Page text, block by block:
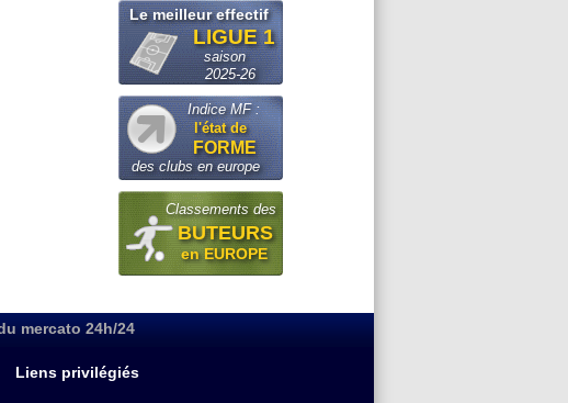
Le meilleur effectif
LIGUE 1
saison
2025-26
Indice MF :
l'état de
FORME
des clubs en europe
Classements des
BUTEURS
en EUROPE
mercato 24h/24
Liens privilégiés